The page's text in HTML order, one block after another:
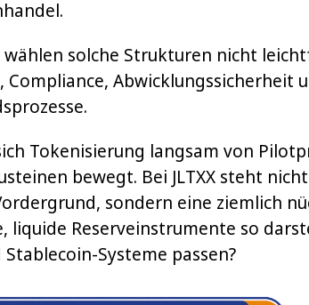
solche Strukturen nicht
Compliance, Abwicklungssicherheit
Tokenisierung langsam von
bewegt. Bei JLTXX steht
sondern eine ziemlich
liquide Reserveinstrumente so
Systeme passen?